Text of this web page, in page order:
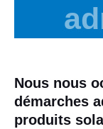
Nous nous
démarches
produits